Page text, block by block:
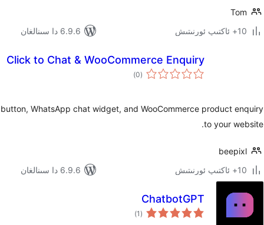
Tom
10+ ئاكتىپ ئورنىتىش
6.9.6 دا سىنالغان
Click to Chat & WooCommerce Enquiry
(0 ئومۇمىي
دەرىجە
)
WhatsApp chat widget, and WooCommerce product enquiry
to your website.
beepixl
10+ ئاكتىپ ئورنىتىش
6.9.6 دا سىنالغان
ChatbotGPT
(1 ئومۇمىي
دەرىجە)